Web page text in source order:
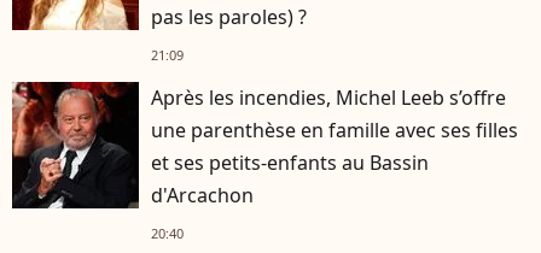
pas les paroles) ?
21:09
Après les incendies, Michel Leeb s’offre
une parenthèse en famille avec ses filles
et ses petits-enfants au Bassin
d'Arcachon
20:40